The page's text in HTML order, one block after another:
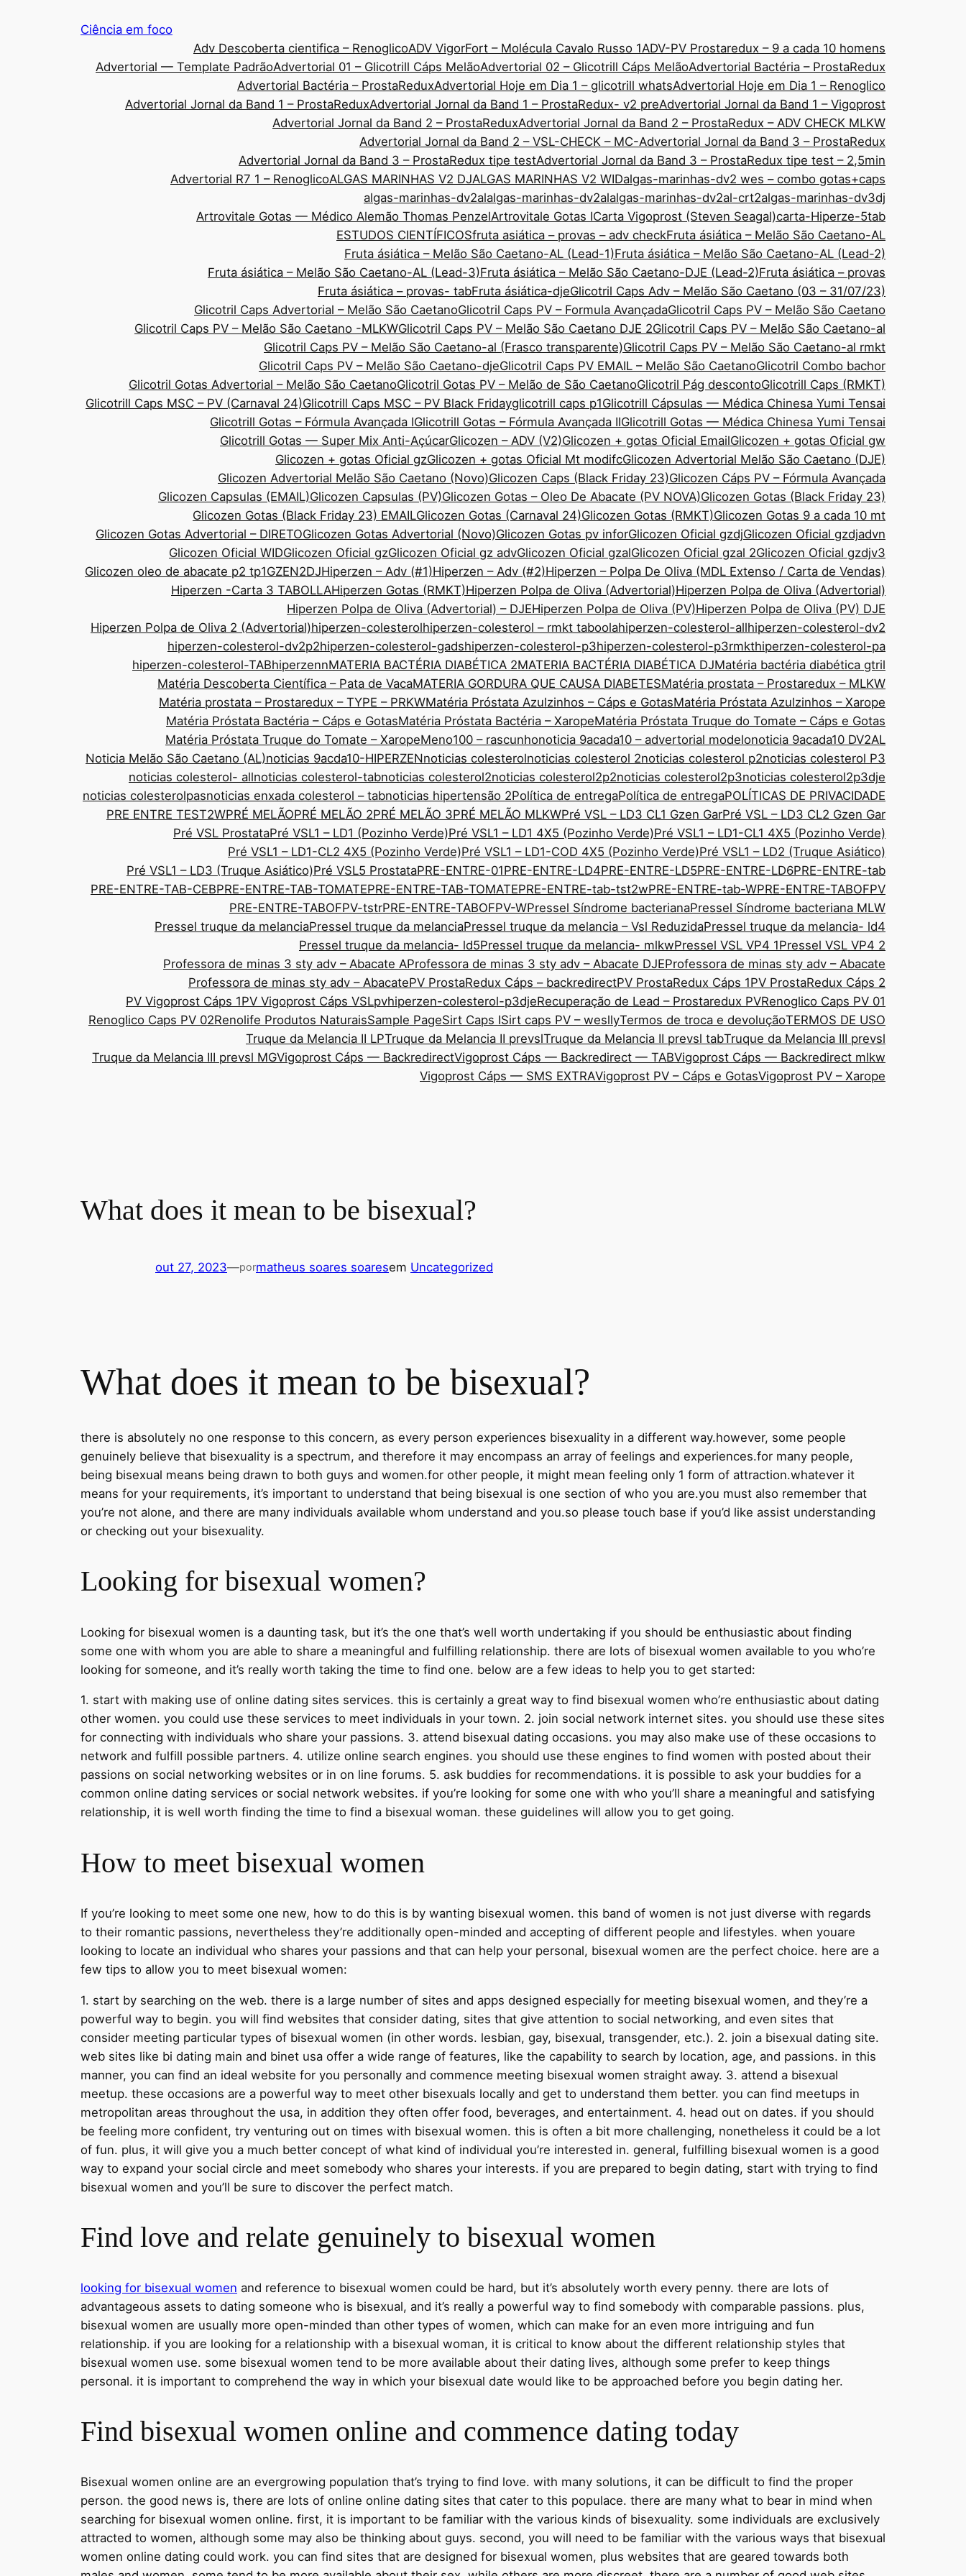
Ciência em foco
Adv Descoberta cientifica – RenoglicoADV VigorFort – Molécula Cavalo Russo 1ADV-PV Prostaredux – 9 a cada 10 homens
Advertorial — Template PadrãoAdvertorial 01 – Glicotrill Cáps MelãoAdvertorial 02 – Glicotrill Cáps MelãoAdvertorial Bactéria – ProstaRedux
Advertorial Bactéria – ProstaReduxAdvertorial Hoje em Dia 1 – glicotrill whatsAdvertorial Hoje em Dia 1 – Renoglico
Advertorial Jornal da Band 1 – ProstaReduxAdvertorial Jornal da Band 1 – ProstaRedux- v2 preAdvertorial Jornal da Band 1 – Vigoprost
Advertorial Jornal da Band 2 – ProstaReduxAdvertorial Jornal da Band 2 – ProstaRedux – ADV CHECK MLKW
Advertorial Jornal da Band 2 – VSL-CHECK – MC-Advertorial Jornal da Band 3 – ProstaRedux
Advertorial Jornal da Band 3 – ProstaRedux tipe testAdvertorial Jornal da Band 3 – ProstaRedux tipe test – 2,5min
Advertorial R7 1 – RenoglicoALGAS MARINHAS V2 DJALGAS MARINHAS V2 WIDalgas-marinhas-dv2 wes – combo gotas+caps
algas-marinhas-dv2alalgas-marinhas-dv2alalgas-marinhas-dv2al-crt2algas-marinhas-dv3dj
Artrovitale Gotas — Médico Alemão Thomas PenzelArtrovitale Gotas ICarta Vigoprost (Steven Seagal)carta-Hiperze-5tab
ESTUDOS CIENTÍFICOSfruta asiática – provas – adv checkFruta ásiática – Melão São Caetano-AL
Fruta ásiática – Melão São Caetano-AL (Lead-1)Fruta ásiática – Melão São Caetano-AL (Lead-2)
Fruta ásiática – Melão São Caetano-AL (Lead-3)Fruta ásiática – Melão São Caetano-DJE (Lead-2)Fruta ásiática – provas
Fruta ásiática – provas- tabFruta ásiática-djeGlicotril Caps Adv – Melão São Caetano (03 – 31/07/23)
Glicotril Caps Advertorial – Melão São CaetanoGlicotril Caps PV – Formula AvançadaGlicotril Caps PV – Melão São Caetano
Glicotril Caps PV – Melão São Caetano -MLKWGlicotril Caps PV – Melão São Caetano DJE 2Glicotril Caps PV – Melão São Caetano-al
Glicotril Caps PV – Melão São Caetano-al (Frasco transparente)Glicotril Caps PV – Melão São Caetano-al rmkt
Glicotril Caps PV – Melão São Caetano-djeGlicotril Caps PV EMAIL – Melão São CaetanoGlicotril Combo bachor
Glicotril Gotas Advertorial – Melão São CaetanoGlicotril Gotas PV – Melão de São CaetanoGlicotril Pág descontoGlicotrill Caps (RMKT)
Glicotrill Caps MSC – PV (Carnaval 24)Glicotrill Caps MSC – PV Black Fridayglicotrill caps p1Glicotrill Cápsulas — Médica Chinesa Yumi Tensai
Glicotrill Gotas – Fórmula Avançada IGlicotrill Gotas – Fórmula Avançada IIGlicotrill Gotas — Médica Chinesa Yumi Tensai
Glicotrill Gotas — Super Mix Anti-AçúcarGlicozen – ADV (V2)Glicozen + gotas Oficial EmailGlicozen + gotas Oficial gw
Glicozen + gotas Oficial gzGlicozen + gotas Oficial Mt modifcGlicozen Advertorial Melão São Caetano (DJE)
Glicozen Advertorial Melão São Caetano (Novo)Glicozen Caps (Black Friday 23)Glicozen Cáps PV – Fórmula Avançada
Glicozen Capsulas (EMAIL)Glicozen Capsulas (PV)Glicozen Gotas – Oleo De Abacate (PV NOVA)Glicozen Gotas (Black Friday 23)
Glicozen Gotas (Black Friday 23) EMAILGlicozen Gotas (Carnaval 24)Glicozen Gotas (RMKT)Glicozen Gotas 9 a cada 10 mt
Glicozen Gotas Advertorial – DIRETOGlicozen Gotas Advertorial (Novo)Glicozen Gotas pv inforGlicozen Oficial gzdjGlicozen Oficial gzdjadvn
Glicozen Oficial WIDGlicozen Oficial gzGlicozen Oficial gz advGlicozen Oficial gzalGlicozen Oficial gzal 2Glicozen Oficial gzdjv3
Glicozen oleo de abacate p2 tp1GZEN2DJHiperzen – Adv (#1)Hiperzen – Adv (#2)Hiperzen – Polpa De Oliva (MDL Extenso / Carta de Vendas)
Hiperzen -Carta 3 TABOLLAHiperzen Gotas (RMKT)Hiperzen Polpa de Oliva (Advertorial)Hiperzen Polpa de Oliva (Advertorial)
Hiperzen Polpa de Oliva (Advertorial) – DJEHiperzen Polpa de Oliva (PV)Hiperzen Polpa de Oliva (PV) DJE
Hiperzen Polpa de Oliva 2 (Advertorial)hiperzen-colesterolhiperzen-colesterol – rmkt taboolahiperzen-colesterol-allhiperzen-colesterol-dv2
hiperzen-colesterol-dv2p2hiperzen-colesterol-gadshiperzen-colesterol-p3hiperzen-colesterol-p3rmkthiperzen-colesterol-pa
hiperzen-colesterol-TABhiperzennMATERIA BACTÉRIA DIABÉTICA 2MATERIA BACTÉRIA DIABÉTICA DJMatéria bactéria diabética gtril
Matéria Descoberta Científica – Pata de VacaMATERIA GORDURA QUE CAUSA DIABETESMatéria prostata – Prostaredux – MLKW
Matéria prostata – Prostaredux – TYPE – PRKWMatéria Próstata Azulzinhos – Cáps e GotasMatéria Próstata Azulzinhos – Xarope
Matéria Próstata Bactéria – Cáps e GotasMatéria Próstata Bactéria – XaropeMatéria Próstata Truque do Tomate – Cáps e Gotas
Matéria Próstata Truque do Tomate – XaropeMeno100 – rascunhonoticia 9acada10 – advertorial modelonoticia 9acada10 DV2AL
Noticia Melão São Caetano (AL)noticias 9acda10-HIPERZENnoticias colesterolnoticias colesterol 2noticias colesterol p2noticias colesterol P3
noticias colesterol- allnoticias colesterol-tabnoticias colesterol2noticias colesterol2p2noticias colesterol2p3noticias colesterol2p3dje
noticias colesterolpasnoticias enxada colesterol – tabnoticias hipertensão 2Política de entregaPolítica de entregaPOLÍTICAS DE PRIVACIDADE
PRE ENTRE TEST2WPRÉ MELÃOPRÉ MELÃO 2PRÉ MELÃO 3PRÉ MELÃO MLKWPré VSL – LD3 CL1 Gzen GarPré VSL – LD3 CL2 Gzen Gar
Pré VSL ProstataPré VSL1 – LD1 (Pozinho Verde)Pré VSL1 – LD1 4X5 (Pozinho Verde)Pré VSL1 – LD1-CL1 4X5 (Pozinho Verde)
Pré VSL1 – LD1-CL2 4X5 (Pozinho Verde)Pré VSL1 – LD1-COD 4X5 (Pozinho Verde)Pré VSL1 – LD2 (Truque Asiático)
Pré VSL1 – LD3 (Truque Asiático)Pré VSL5 ProstataPRE-ENTRE-01PRE-ENTRE-LD4PRE-ENTRE-LD5PRE-ENTRE-LD6PRE-ENTRE-tab
PRE-ENTRE-TAB-CEBPRE-ENTRE-TAB-TOMATEPRE-ENTRE-TAB-TOMATEPRE-ENTRE-tab-tst2wPRE-ENTRE-tab-WPRE-ENTRE-TABOFPV
PRE-ENTRE-TABOFPV-tstrPRE-ENTRE-TABOFPV-WPressel Síndrome bacterianaPressel Síndrome bacteriana MLW
Pressel truque da melanciaPressel truque da melanciaPressel truque da melancia – Vsl ReduzidaPressel truque da melancia- ld4
Pressel truque da melancia- ld5Pressel truque da melancia- mlkwPressel VSL VP4 1Pressel VSL VP4 2
Professora de minas 3 sty adv – Abacate AProfessora de minas 3 sty adv – Abacate DJEProfessora de minas sty adv – Abacate
Professora de minas sty adv – AbacatePV ProstaRedux Cáps – backredirectPV ProstaRedux Cáps 1PV ProstaRedux Cáps 2
PV Vigoprost Cáps 1PV Vigoprost Cáps VSLpvhiperzen-colesterol-p3djeRecuperação de Lead – Prostaredux PVRenoglico Caps PV 01
Renoglico Caps PV 02Renolife Produtos NaturaisSample PageSirt Caps ISirt caps PV – wesllyTermos de troca e devoluçãoTERMOS DE USO
Truque da Melancia II LPTruque da Melancia II prevslTruque da Melancia II prevsl tabTruque da Melancia III prevsl
Truque da Melancia III prevsl MGVigoprost Cáps — BackredirectVigoprost Cáps — Backredirect — TABVigoprost Cáps — Backredirect mlkw
Vigoprost Cáps — SMS EXTRAVigoprost PV – Cáps e GotasVigoprost PV – Xarope
What does it mean to be bisexual?
out 27, 2023—pormatheus soares soaresem Uncategorized
What does it mean to be bisexual?
there is absolutely no one response to this concern, as every person experiences bisexuality in a different way.however, some people
genuinely believe that bisexuality is a spectrum, and therefore it may encompass an array of feelings and experiences.for many people,
being bisexual means being drawn to both guys and women.for other people, it might mean feeling only 1 form of attraction.whatever it
means for your requirements, it’s important to understand that being bisexual is one section of who you are.you must also remember that
you’re not alone, and there are many individuals available whom understand and you.so please touch base if you’d like assist understanding
or checking out your bisexuality.
Looking for bisexual women?
Looking for bisexual women is a daunting task, but it’s the one that’s well worth undertaking if you should be enthusiastic about finding
some one with whom you are able to share a meaningful and fulfilling relationship. there are lots of bisexual women available to you who’re
looking for someone, and it’s really worth taking the time to find one. below are a few ideas to help you to get started:
1. start with making use of online dating sites services. this is certainly a great way to find bisexual women who’re enthusiastic about dating
other women. you could use these services to meet individuals in your town. 2. join social network internet sites. you should use these sites
for connecting with individuals who share your passions. 3. attend bisexual dating occasions. you may also make use of these occasions to
network and fulfill possible partners. 4. utilize online search engines. you should use these engines to find women with posted about their
passions on social networking websites or in on line forums. 5. ask buddies for recommendations. it is possible to ask your buddies for a
common online dating services or social network websites. if you’re looking for some one with who you’ll share a meaningful and satisfying
relationship, it is well worth finding the time to find a bisexual woman. these guidelines will allow you to get going.
How to meet bisexual women
If you’re looking to meet some one new, how to do this is by wanting bisexual women. this band of women is not just diverse with regards
to their romantic passions, nevertheless they’re additionally open-minded and accepting of different people and lifestyles. when youare
looking to locate an individual who shares your passions and that can help your personal, bisexual women are the perfect choice. here are a
few tips to allow you to meet bisexual women:
1. start by searching on the web. there is a large number of sites and apps designed especially for meeting bisexual women, and they’re a
powerful way to begin. you will find websites that consider dating, sites that give attention to social networking, and even sites that
consider meeting particular types of bisexual women (in other words. lesbian, gay, bisexual, transgender, etc.). 2. join a bisexual dating site.
web sites like bi dating main and binet usa offer a wide range of features, like the capability to search by location, age, and passions. in this
manner, you can find an ideal website for you personally and commence meeting bisexual women straight away. 3. attend a bisexual
meetup. these occasions are a powerful way to meet other bisexuals locally and get to understand them better. you can find meetups in
metropolitan areas throughout the usa, in addition they often offer food, beverages, and entertainment. 4. head out on dates. if you should
be feeling more confident, try venturing out on times with bisexual women. this is often a bit more challenging, nonetheless it could be a lot
of fun. plus, it will give you a much better concept of what kind of individual you’re interested in. general, fulfilling bisexual women is a good
way to expand your social circle and meet somebody who shares your interests. if you are prepared to begin dating, start with trying to find
bisexual women and you’ll be sure to discover the perfect match.
Find love and relate genuinely to bisexual women
looking for bisexual women and reference to bisexual women could be hard, but it’s absolutely worth every penny. there are lots of
advantageous assets to dating someone who is bisexual, and it’s really a powerful way to find somebody with comparable passions. plus,
bisexual women are usually more open-minded than other types of women, which can make for an even more intriguing and fun
relationship. if you are looking for a relationship with a bisexual woman, it is critical to know about the different relationship styles that
bisexual women use. some bisexual women tend to be more available about their dating lives, although some prefer to keep things
personal. it is important to comprehend the way in which your bisexual date would like to be approached before you begin dating her.
Find bisexual women online and commence dating today
Bisexual women online are an evergrowing population that’s trying to find love. with many solutions, it can be difficult to find the proper
person. the good news is, there are lots of online online dating sites that cater to this populace. there are many what to bear in mind when
searching for bisexual women online. first, it is important to be familiar with the various kinds of bisexuality. some individuals are exclusively
attracted to women, although some may also be thinking about guys. second, you will need to be familiar with the various ways that bisexual
women online dating could work. you can find sites that are designed for bisexual women, plus websites that are geared towards both